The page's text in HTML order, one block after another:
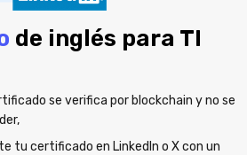
de inglés para TI
se verifica por blockchain y no se
tu certificado en LinkedIn o X con un